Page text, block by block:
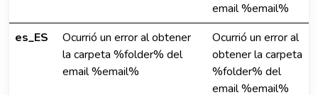
email %email%
es_ES
Ocurrió un error al obtener
la carpeta %folder% del
email %email%
Ocurrió un error al
obtener la carpeta
%folder% del
email %email%